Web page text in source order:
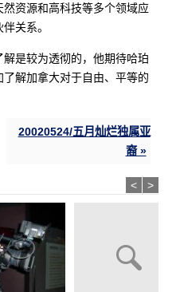
资源和高科技等多个领域应
关系。
是较为透彻的，他期待哈珀
解加拿大对于自由、平等的
20020524/五月灿烂独属亚
裔 »
< >